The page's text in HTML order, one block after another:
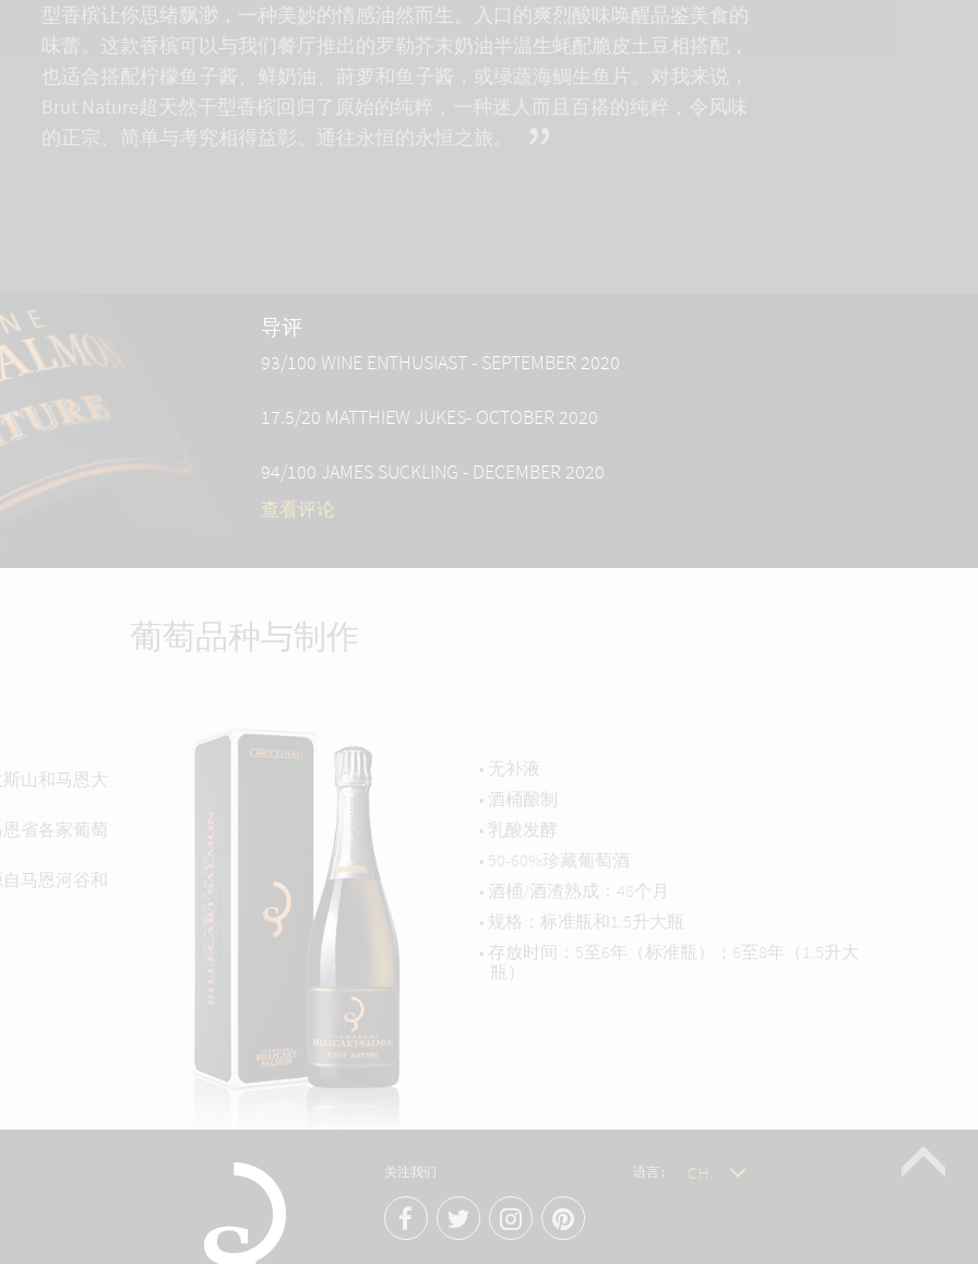
型香槟让你思绪飘渺，一种美妙的情感油然而生。入口的爽烈酸味唤醒品鉴美食的
味蕾。这款香槟可以与我们餐厅推出的罗勒芥末奶油半温生蚝配脆皮土豆相搭配，
也适合搭配柠檬鱼子酱、鲜奶油、莳萝和鱼子酱，或绿蔬海鲷生鱼片。对我来说，
Brut Nature超天然干型香槟回归了原始的纯粹，一种迷人而且百搭的纯粹，令风味
的正宗、简单与考究相得益彰。通往永恒的永恒之旅。
”
导评
93/100 WINE ENTHUSIAST - SEPTEMBER 2020
17.5/20 MATTHIEW JUKES- OCTOBER 2020
94/100 JAMES SUCKLING - DECEMBER 2020
查看评论
葡萄品种与制作
斯山和马恩大
省各家葡萄
马恩河谷和
• 无补液
• 酒桶酿制
• 乳酸发酵
• 50-60%珍藏葡萄酒
• 酒桶/酒渣熟成：48个月
• 规格：标准瓶和1.5升大瓶
• 存放时间：5至6年（标准瓶）；6至8年（1.5升大
瓶）
关注我们 语言 :